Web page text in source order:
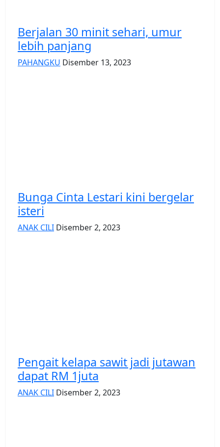
Berjalan 30 minit sehari, umur
lebih panjang
PAHANGKU Disember 13, 2023
Bunga Cinta Lestari kini bergelar
isteri
ANAK CILI Disember 2, 2023
Pengait kelapa sawit jadi jutawan
dapat RM 1juta
ANAK CILI Disember 2, 2023